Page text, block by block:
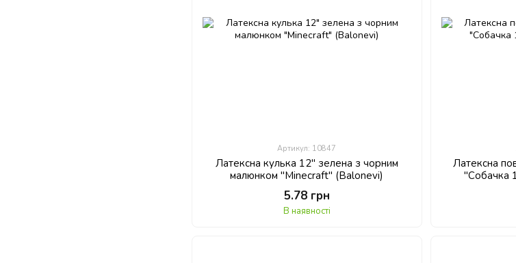
Артикул: 10847
Латексна кулька 12" зелена з чорним
малюнком "Minecraft" (Balonevi)
5.78 грн
В наявності
Латексна
"Собачка